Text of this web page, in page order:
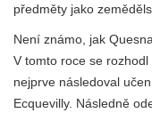
předměty jako
Není známo, jak
V tomto roce se rozhodl
nejprve následoval
Ecquevilly. Následně